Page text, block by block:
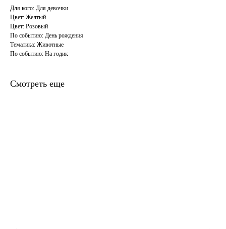
Для кого: Для девочки
Цвет: Желтый
Цвет: Розовый
По событию: День рождения
Тематика: Животные
По событию: На годик
Смотреть еще